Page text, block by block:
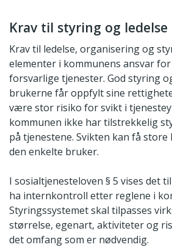
Krav til styring og ledelse
Krav til ledelse, organisering og
elementer i kommunens ansvar
forsvarlige tjenester. God styring
brukerne får oppfylt sine
være stor risiko for svikt i
kommunen ikke har tilstrekkelig
på tjenestene. Svikten kan få
den enkelte bruker.
I sosialtjenesteloven § 5 vises det
ha internkontroll etter reglene i
Styringssystemet skal tilpasses
størrelse, egenart, aktiviteter og
det omfang som er nødvendig.